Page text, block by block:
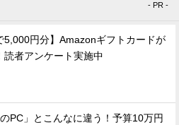
- PR -
5,000円分】Amazonギフトカードが
読者アンケート実施中
のPC」とこんなに違う！予算10万円